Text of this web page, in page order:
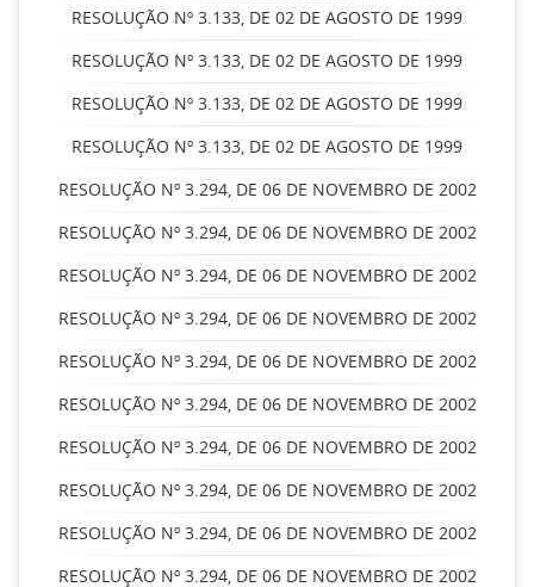
RESOLUÇÃO Nº 3.133, DE 02 DE AGOSTO DE 1999
RESOLUÇÃO Nº 3.133, DE 02 DE AGOSTO DE 1999
RESOLUÇÃO Nº 3.133, DE 02 DE AGOSTO DE 1999
RESOLUÇÃO Nº 3.133, DE 02 DE AGOSTO DE 1999
RESOLUÇÃO Nº 3.294, DE 06 DE NOVEMBRO DE 2002
RESOLUÇÃO Nº 3.294, DE 06 DE NOVEMBRO DE 2002
RESOLUÇÃO Nº 3.294, DE 06 DE NOVEMBRO DE 2002
RESOLUÇÃO Nº 3.294, DE 06 DE NOVEMBRO DE 2002
RESOLUÇÃO Nº 3.294, DE 06 DE NOVEMBRO DE 2002
RESOLUÇÃO Nº 3.294, DE 06 DE NOVEMBRO DE 2002
RESOLUÇÃO Nº 3.294, DE 06 DE NOVEMBRO DE 2002
RESOLUÇÃO Nº 3.294, DE 06 DE NOVEMBRO DE 2002
RESOLUÇÃO Nº 3.294, DE 06 DE NOVEMBRO DE 2002
RESOLUÇÃO Nº 3.294, DE 06 DE NOVEMBRO DE 2002